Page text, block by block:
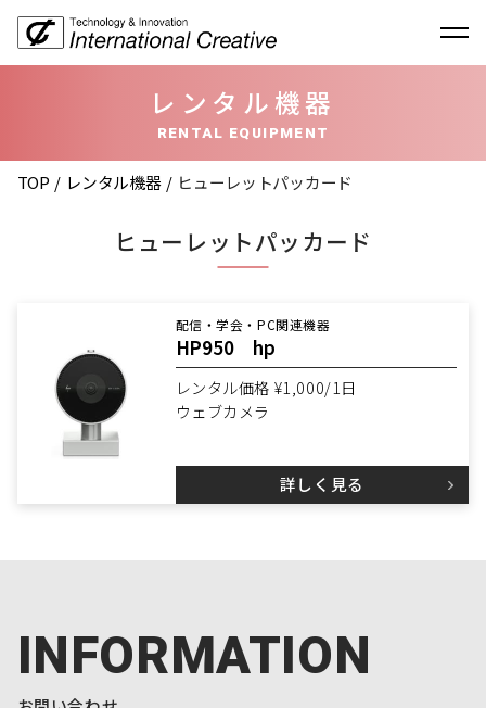
レンタル機器
RENTAL EQUIPMENT
TOP レンタル機器 ヒューレットパッカード
ヒューレットパッカード
配信・学会・PC関連機器
HP950 hp
レンタル価格 ¥1,000/1日
ウェブカメラ
詳しく見る
INFORMATION